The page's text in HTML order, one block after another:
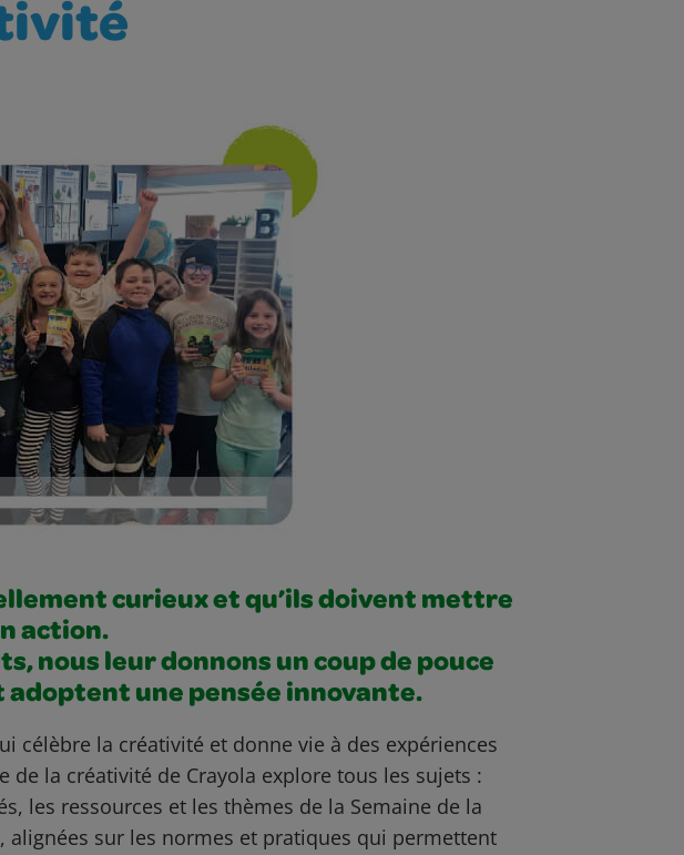
curieux et qu’ils doivent mettre
action.
nous leur donnons un coup de pouce
une pensée innovante.
célèbre la créativité et donne vie à des expériences
de la créativité de Crayola explore tous les sujets :
les ressources et les thèmes de la Semaine de la
alignées sur les normes et pratiques qui permettent